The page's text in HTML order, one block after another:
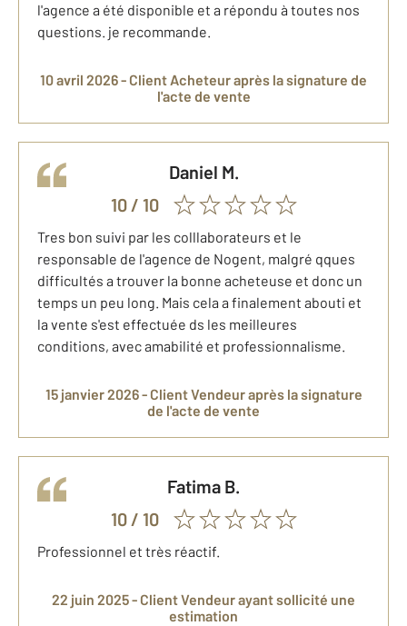
l'agence a été disponible et a répondu à toutes nos
questions. je recommande.
10 avril 2026 - Client Acheteuraprès la signature de
l'acte de vente
Daniel M.
10/ 10
Tres bon suivi par les colllaborateurs et le
responsable de l'agence de Nogent, malgré qques
difficultés a trouver la bonne acheteuse et donc un
temps un peu long. Mais cela a finalement abouti et
la vente s'est effectuée ds les meilleures
conditions, avec amabilité et professionnalisme.
15 janvier 2026 - Client Vendeuraprès la signature
de l'acte de vente
Fatima B.
10/ 10
Professionnel et très réactif.
22 juin 2025 - Client Vendeurayant sollicité une
estimation